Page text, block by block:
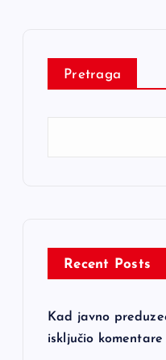
Pretraga
Recent Posts
Kad javno
isključio